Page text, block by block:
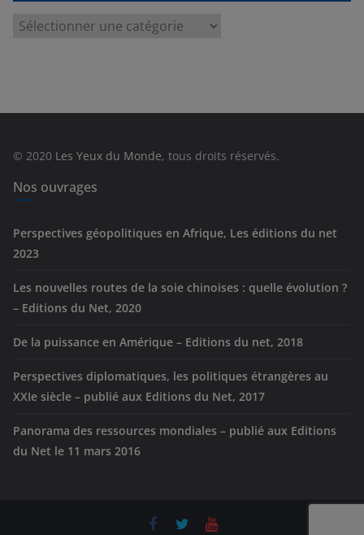
e
s
© 2020 Les Yeux du Monde, tous droits réservés.
Nos ouvrages
Perspectives géopolitiques en Afrique, Les éditions du net
2023
Les nouvelles routes de la soie chinoises : quelle évolution ?
– Editions du Net, 2020
De la puissance en Amérique – Editions du net, 2018
Perspectives diplomatiques, les politiques étrangères au
XXIe siècle – publié aux Editions du Net, 2017
Panorama des ressources mondiales – publié aux Editions
du Net le 11 mars 2016